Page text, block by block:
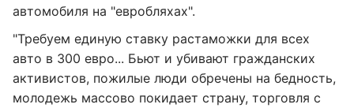
автомобиля на "евробляхах".
"Требуем единую ставку растаможки для всех
авто в 300 евро... Бьют и убивают гражданских
активистов, пожилые люди обречены на бедность,
молодежь массово покидает страну, торговля с